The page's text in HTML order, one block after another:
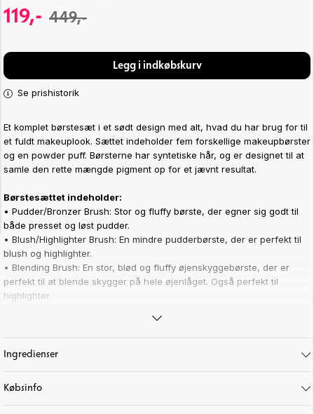
119,- 449,-
Legg i indkøbskurv
Se prishistorik
Et komplet børstesæt i et sødt design med alt, hvad du har brug for til
et fuldt makeuplook. Sættet indeholder fem forskellige makeupbørster
og en powder puff. Børsterne har syntetiske hår, og er designet til at
samle den rette mængde pigment op for et jævnt resultat.
Børstesættet indeholder:
• Pudder/Bronzer Brush: Stor og fluffy børste, der egner sig godt til
både presset og løst pudder.
• Blush/Highlighter Brush: En mindre pudderbørste, der er perfekt til
blush og highlighter.
• Blending Brush: En stor, blød og fluffy øjenskyggebørste, der er
perfekt til at blende skygger på hele øjenlåget. Også perfekt til
highlighter.
øjenskygge. Fungerer også godt til concealer.
• Detail Brush: En mindre, mere præcis børste. Perfekt til at skabe
ekstra dybde, og til at lægge øjenskygge under øjet.
Vi anbefaler at rengøre makeupbørsterne med jævne mellemrum.
Brug for eksempel voresBrush Soap. Efter at have vasket børsterne
Ingredienser
Købsinfo